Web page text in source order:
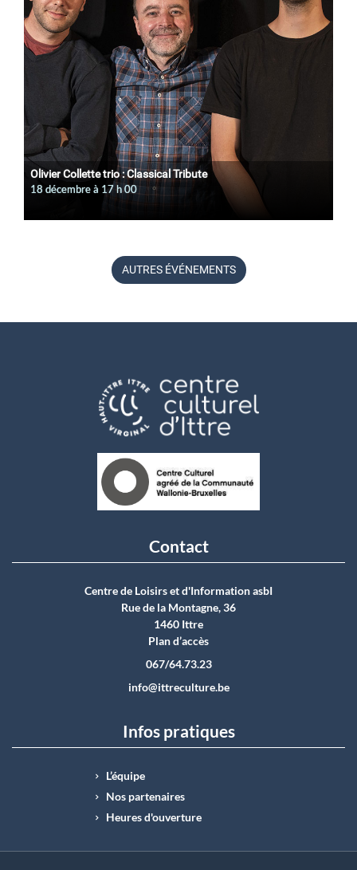
Olivier Collette trio : Classical Tribute
18 décembre à 17 h 00
AUTRES ÉVÉNEMENTS
Contact
Centre de Loisirs et d'Information asbI
Rue de la Montagne, 36
1460 Ittre
Plan d’accès
067/64.73.23
info@ittreculture.be
Infos pratiques
L’équipe
Nos partenaires
Heures d'ouverture